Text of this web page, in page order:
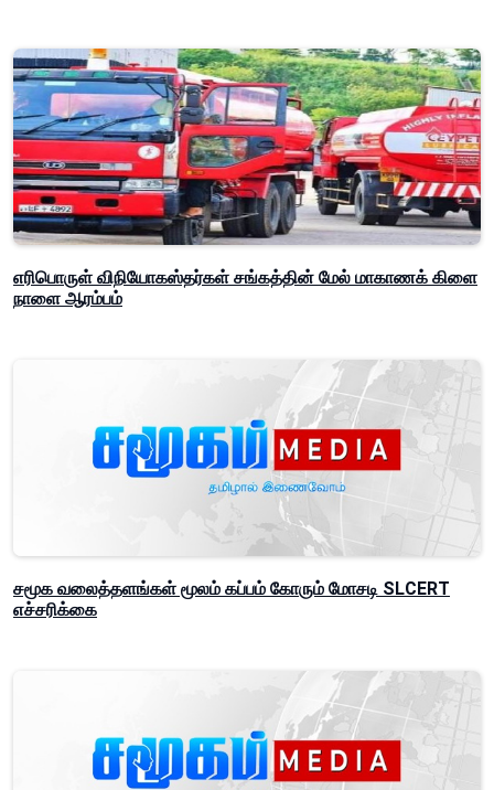
எரிபொருள் விநியோகஸ்தர்கள் சங்கத்தின் மேல் மாகாணக் கிளை
நாளை ஆரம்பம்
சமூக வலைத்தளங்கள் மூலம் கப்பம் கோரும் மோசடி SLCERT
எச்சரிக்கை